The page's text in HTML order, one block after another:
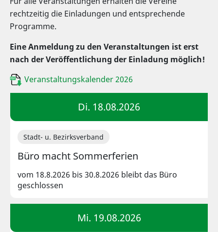
rechtzeitig die Einladungen und entsprechende
Programme.
Eine Anmeldung zu den Veranstaltungen ist erst
nach der Veröffentlichung der Einladung möglich!
Veranstaltungskalender 2026
Di. 18.08.2026
Stadt- u. Bezirksverband
Büro macht Sommerferien
vom 18.8.2026 bis 30.8.2026 bleibt das Büro
geschlossen
Mi. 19.08.2026